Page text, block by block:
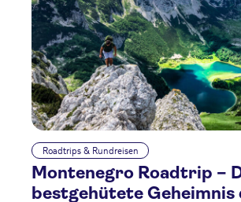
Roadtrips & Rundreisen
Montenegro Roadtrip –
bestgehütete Geheimnis